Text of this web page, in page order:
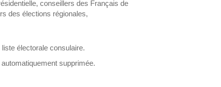
conseillers des Français de
des élections régionales,
électorale consulaire.
supprimée.